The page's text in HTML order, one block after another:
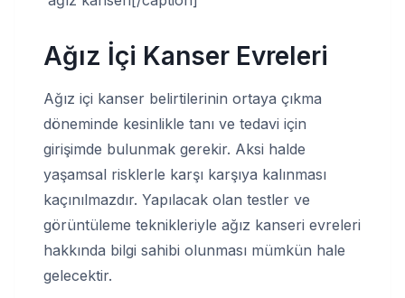
Ağız İçi Kanser Evreleri
Ağız içi kanser belirtilerinin ortaya çıkma
döneminde kesinlikle tanı ve tedavi için
girişimde bulunmak gerekir. Aksi halde
yaşamsal risklerle karşı karşıya kalınması
kaçınılmazdır. Yapılacak olan testler ve
görüntüleme teknikleriyle ağız kanseri evreleri
hakkında bilgi sahibi olunması mümkün hale
gelecektir.